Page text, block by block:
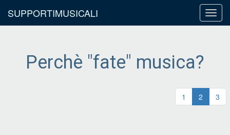
SUPPORTIMUSICALI
Perchè "fate" musica?
1 2 3